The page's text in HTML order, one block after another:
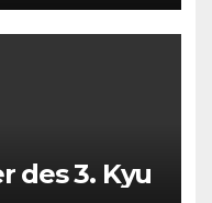
des 3. Kyu